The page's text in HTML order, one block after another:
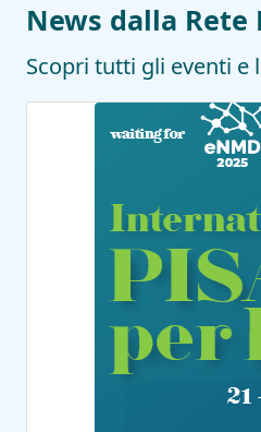
News dalla
Scopri tutti gli eventi e